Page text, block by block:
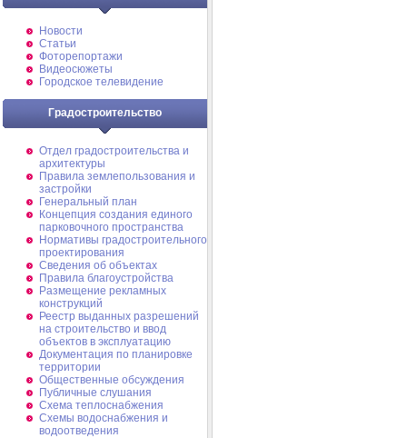
Новости
Статьи
Фоторепортажи
Видеосюжеты
Городское телевидение
Градостроительство
Отдел градостроительства и
архитектуры
Правила землепользования и
застройки
Генеральный план
Концепция создания единого
парковочного пространства
Нормативы градостроительного
проектирования
Сведения об объектах
Правила благоустройства
Размещение рекламных
конструкций
Реестр выданных разрешений
на строительство и ввод
объектов в эксплуатацию
Документация по планировке
территории
Общественные обсуждения
Публичные слушания
Схема теплоснабжения
Схемы водоснабжения и
водоотведения